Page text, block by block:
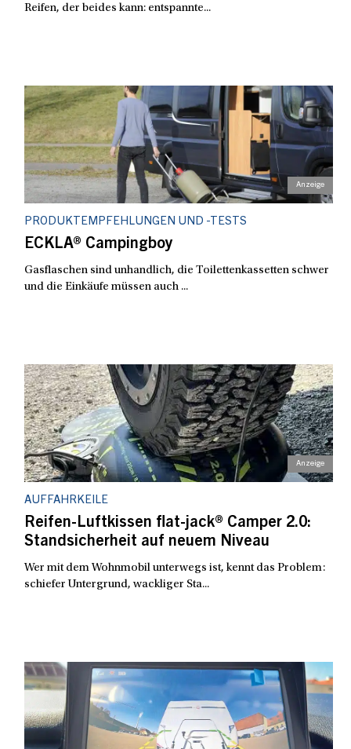
Reifen, der beides kann: entspannte...
PRODUKTEMPFEHLUNGEN UND -TESTS
ECKLA® Campingboy
Gasflaschen sind unhandlich, die Toilettenkassetten schwer
und die Einkäufe müssen auch ...
AUFFAHRKEILE
Reifen-Luftkissen flat-jack® Camper 2.0:
Standsicherheit auf neuem Niveau
Wer mit dem Wohnmobil unterwegs ist, kennt das Problem:
schiefer Untergrund, wackliger Sta...